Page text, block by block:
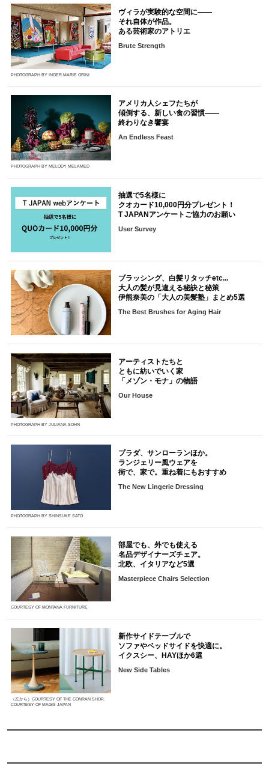
PHOTOGRAPH BY INGER MARIE GRINI
ヴィラが実験的な空間に――
それ自体が作品。
ある芸術家のアトリエ
Brute Strength
PHOTOGRAPH BY MELODY MELAMED
アメリカ人シェフたちが
傾倒する、新しい食の習慣――
終わりなき饗宴
An Endless Feast
抽選で5名様に
クオカード10,000円分プレゼント！
T JAPANアンケートご協力のお願い
User Survey
ブラッシング、白髪リタッチetc...
大人の髪が見違える秘訣と秘策
伊熊奈美の「大人の美髪塾」まとめ5選
The Best Brushes for Aging Hair
PHOTOGRAPH BY JULIANA SOHN
アーティストたちと
ともに紡いでいく家
「メゾン・モナ」の物語
Our House
PHOTOGRAPH BY SHINSUKE SATO
プラダ、サンローランほか。
ランジェリー風ウェアを
街で、家で。重ね着にもおすすめ
The New Lingerie Dressing
COURTESY OF MONTANA FURNITURE
部屋でも、外でも使える
名品デザイナーズチェア。
北欧、イタリアなど5選
Masterpiece Chairs Selection
（左から）COURTESY OF THE CONRAN SHOP,
COURTESY OF MAGIS JAPAN
新作サイドテーブルで
ソファやベッドサイドを快適に。
イクスシー、HAYほか6選
New Side Tables